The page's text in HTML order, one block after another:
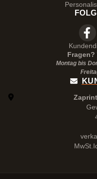
Fragen?
Montag bis